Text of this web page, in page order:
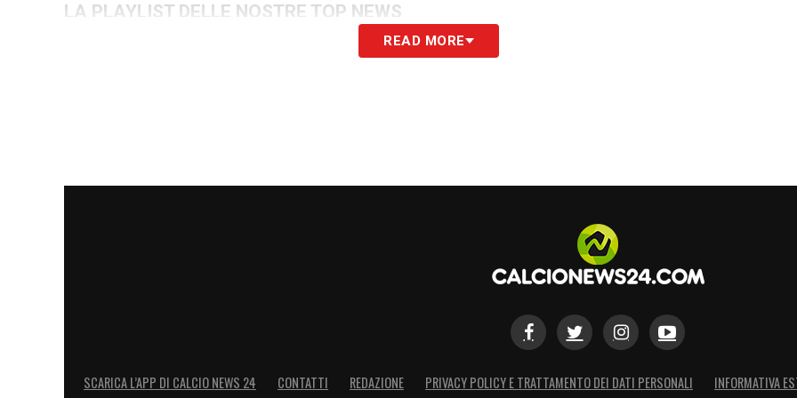
LA PLAYLIST DELLE NOSTRE TOP NEWS
READ MORE
SCARICA L’APP DI CALCIO NEWS 24 CONTATTI REDAZIONE PRIVACY POLICY E TRATTAMENTO DEI DATI PERSONALI INFORMATIVA